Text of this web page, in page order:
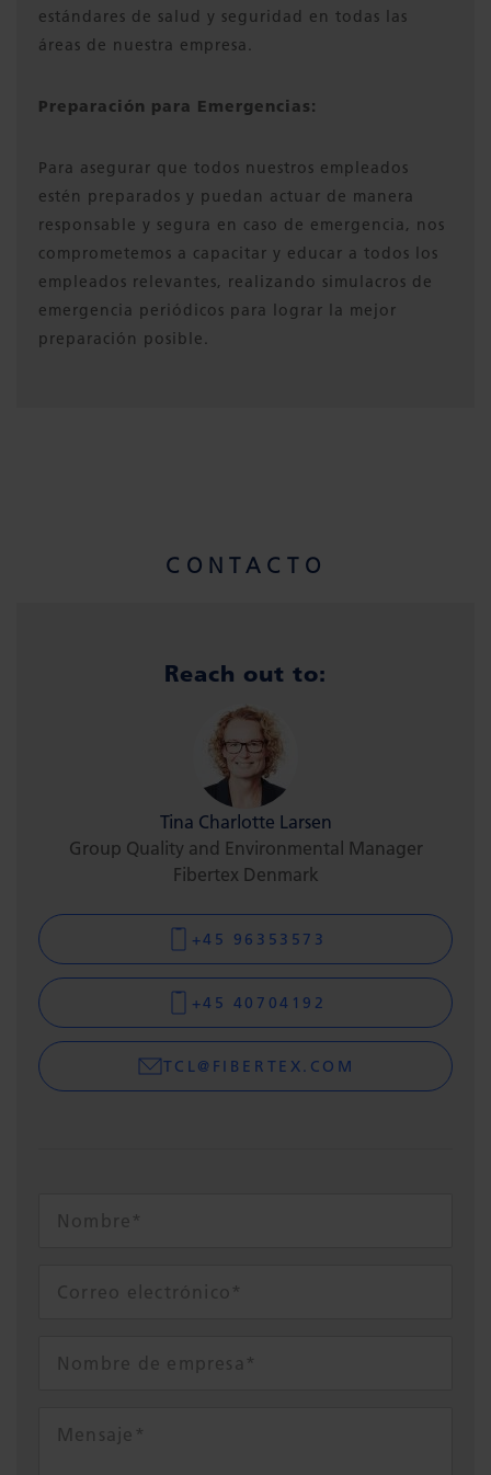
estándares de salud y seguridad en todas las
áreas de nuestra empresa.
Preparación para Emergencias:
Para asegurar que todos nuestros empleados
estén preparados y puedan actuar de manera
responsable y segura en caso de emergencia, nos
comprometemos a capacitar y educar a todos los
empleados relevantes, realizando simulacros de
emergencia periódicos para lograr la mejor
preparación posible.
CONTACTO
Reach out to:
Tina Charlotte Larsen
Group Quality and Environmental Manager
Fibertex Denmark
+45 96353573
+45 40704192
TCL@FIBERTEX.COM